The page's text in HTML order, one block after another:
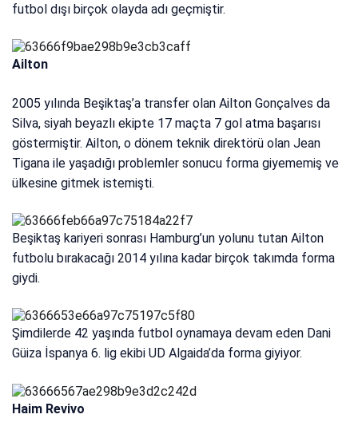
futbol dışı birçok olayda adı geçmiştir.
Ailton
2005 yılında Beşiktaş’a transfer olan Ailton Gonçalves da
Silva, siyah beyazlı ekipte 17 maçta 7 gol atma başarısı
göstermiştir. Ailton, o dönem teknik direktörü olan Jean
Tigana ile yaşadığı problemler sonucu forma giyememiş ve
ülkesine gitmek istemişti.
Beşiktaş kariyeri sonrası Hamburg’un yolunu tutan Ailton
futbolu bırakacağı 2014 yılına kadar birçok takımda forma
giydi.
Şimdilerde 42 yaşında futbol oynamaya devam eden Dani
Güiza İspanya 6. lig ekibi UD Algaida’da forma giyiyor.
Haim Revivo